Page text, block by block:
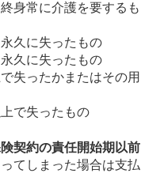
身常に介護を要するも
久に失ったもの
久に失ったもの
失ったかまたはその用
で失ったもの
契約の責任開始期以前
てしまった場合は支払